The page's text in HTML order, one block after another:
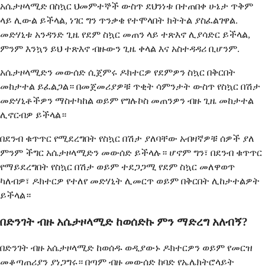
አሴታዞላሚድ በስኳር ህመምተኞች ውስጥ ደህንነቱ በተጠበቀ ሁኔታ ጥቅም
ላይ ሊውል ይችላል, ነገር ግን ጥንቃቄ የተሞላበት ክትትል ያስፈልገዋል.
መድሃኒቱ አንዳንድ ጊዜ የደም ስኳር መጠን ላይ ተጽእኖ ሊያሳድር ይችላል,
ምንም እንኳን ይህ ተጽእኖ ብዙውን ጊዜ ቀላል እና አስተዳዳሪ ቢሆንም.
አሴታዞላሚድን መውሰድ ሲጀምሩ ዶክተርዎ የደምዎን ስኳር በቅርበት
መከታተል ይፈልጋል። በመጀመሪያዎቹ ጥቂት ሳምንታት ውስጥ የስኳር በሽታ
መድሃኒቶችዎን ማስተካከል ወይም የግሉኮስ መጠንዎን ብዙ ጊዜ መከታተል
ሊኖርብዎ ይችላል።
በደንብ ቁጥጥር የሚደረግበት የስኳር በሽታ ያለባቸው አብዛኛዎቹ ሰዎች ያለ
ምንም ችግር አሴታዞላሚድን መውሰድ ይችላሉ። ሆኖም ግን፣ በደንብ ቁጥጥር
የማይደረግበት የስኳር በሽታ ወይም ተደጋጋሚ የደም ስኳር መለዋወጥ
ካለብዎ፣ ዶክተርዎ የተለየ መድሃኒት ሊመርጥ ወይም በቅርበት ሊከታተልዎት
ይችላል።
በድንገት ብዙ አሴታዞላሚድ ከወሰድኩ ምን ማድረግ አለብኝ?
በድንገት ብዙ አሴታዞላሚድ ከወሰዱ ወዲያውኑ ዶክተርዎን ወይም የመርዝ
መቆጣጠሪያን ያነጋግሩ። በጣም ብዙ መውሰድ ከባድ የኤሌክትሮላይት